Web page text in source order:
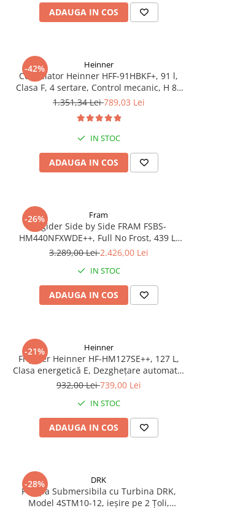
ADAUGA IN COS
-42% Heinner
Congelator Heinner HFF-91HBKF+, 91 l,
Clasa F, 4 sertare, Control mecanic, H 85
cm, Negru
1.351,34 Lei789,03 Lei
IN STOC
ADAUGA IN COS
-26% Fram
Frigider Side by Side FRAM FSBS-
HM440NFXWDE++, Full No Frost, 439 L,
Inverter, Dozator apă, Display Touch,
3.289,00 Lei2.426,00 Lei
IN STOC
ADAUGA IN COS
-21% Heinner
Frigider Heinner HF-HM127SE++, 127 L,
Clasa energetică E, Dezghețare automată,
Control mecanic cu termostat ajustabil,
932,00 Lei739,00 Lei
IN STOC
ADAUGA IN COS
-28% DRK
Pompa Submersibila cu Turbina DRK,
Model 4STM10-12, ieșire pe 2 Țoli,